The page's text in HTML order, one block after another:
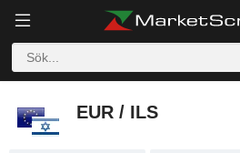
EUR / ILS
EUR / ILS